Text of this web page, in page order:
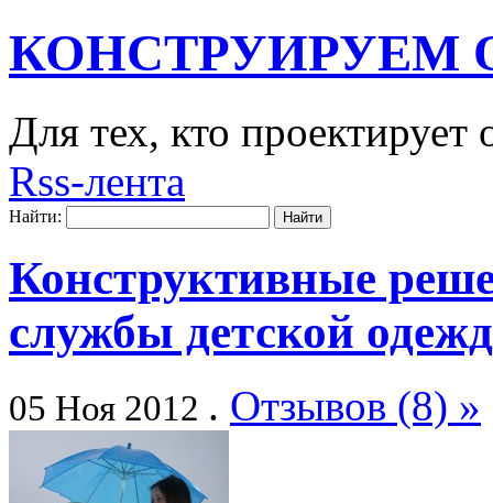
КОНСТРУИРУЕМ
Для тех, кто проектирует
Rss-лента
Найти:
Конструктивные
службы детской
05 Ноя 2012 . Отзывов (8) »